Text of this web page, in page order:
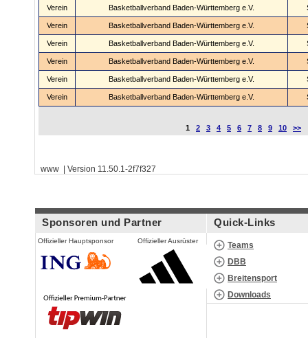
Verein Basketballverband Baden-Württemberg e.V.
Verein Basketballverband Baden-Württemberg e.V.
Verein Basketballverband Baden-Württemberg e.V.
Verein Basketballverband Baden-Württemberg e.V.
Verein Basketballverband Baden-Württemberg e.V.
Verein Basketballverband Baden-Württemberg e.V.
1 2 3 4 5 6 7 8 9 10 >>
www | Version 11.50.1-2f7f327
Sponsoren und Partner
Offizieller Hauptsponsor Offizieller Ausrüster
Quick-Links
Teams
DBB
Breitensport
Downloads